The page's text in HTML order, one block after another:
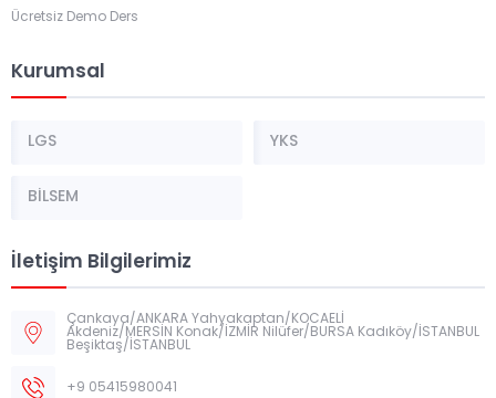
Ücretsiz Demo Ders
Kurumsal
LGS YKS
BİLSEM
İletişim Bilgilerimiz
Çankaya/ANKARA Yahyakaptan/KOCAELİ
Akdeniz/MERSİN Konak/İZMİR Nilüfer/BURSA Kadıköy/İSTANBUL
Beşiktaş/İSTANBUL
+9 05415980041